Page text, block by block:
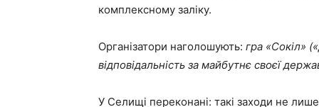
комплексному заліку.
Організатори наголошують: гра «Сокіл»
відповідальність за майбутнє своєї
У Селищі переконані: такі заходи не